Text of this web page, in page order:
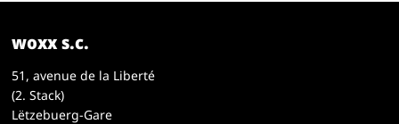
woxx s.c.
51, avenue de la Liberté
(2. Stack)
Lëtzebuerg-Gare